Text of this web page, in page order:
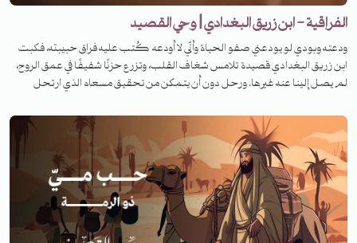
الفراقية - ابن زريق البغدادي | وحي القصيد
ودعته وبودي لو يودعني صفو الحياة وأنّي لا أودعه كُتب عليه فراق حبيبته، فكبت
ابن زريق البغدادي قصيدة تلامس شغاف القلب، وتزرع حزنًا شفيفًا في عمق الروح،
لم يصل إلينا عنه غيرها. ورحل دون أن يتمكن من تحقيق مسعاه الذي ارتحل
منصات تنوين بودكاست في برنامج وحي القصيد. للرعاية والإعلان الرجاء التواصل
https://www.tanwenmedia.com/ تابعونا عبر شبكات التواصل الاجتماعي
Facebook: https://www.facebook.com/Tanwenmedia İnstagram:
https://www.instagram.com/tanwenmedia Twitter:
https://twitter.com/Tanwenmedia Soundcloud:
https://soundcloud.com/tanwenmedia